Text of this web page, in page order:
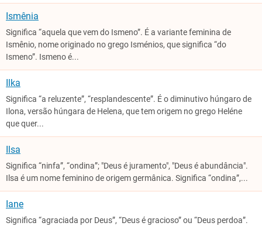
Ismênia
Significa “aquela que vem do Ismeno”. É a variante feminina de
Ismênio, nome originado no grego Isménios, que significa “do
Ismeno”. Ismeno é...
Ilka
Significa “a reluzente”, “resplandescente”. É o diminutivo húngaro de
Ilona, versão húngara de Helena, que tem origem no grego Heléne
que quer...
Ilsa
Significa “ninfa”, “ondina”; "Deus é juramento", "Deus é abundância".
Ilsa é um nome feminino de origem germânica. Significa “ondina”,...
Iane
Significa “agraciada por Deus”, “Deus é gracioso” ou “Deus perdoa”.